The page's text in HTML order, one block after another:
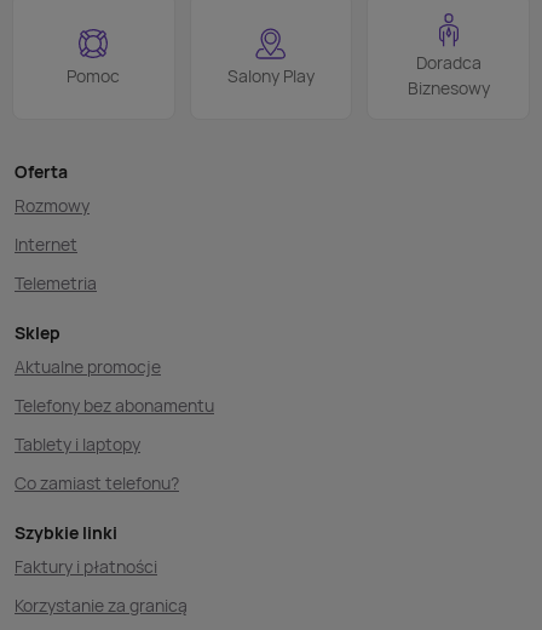
Pomoc Salony Play
Doradca
Biznesowy
Oferta
Rozmowy
Internet
Telemetria
Sklep
Aktualne promocje
Telefony bez abonamentu
Tablety i laptopy
Co zamiast telefonu?
Szybkie linki
Faktury i płatności
Korzystanie za granicą